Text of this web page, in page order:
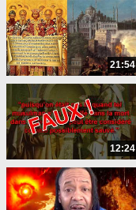
21:54
12:24